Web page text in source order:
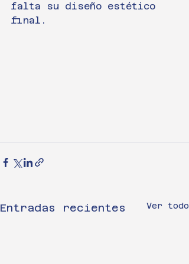
falta su diseño estético
final.
Entradas recientes Ver todo